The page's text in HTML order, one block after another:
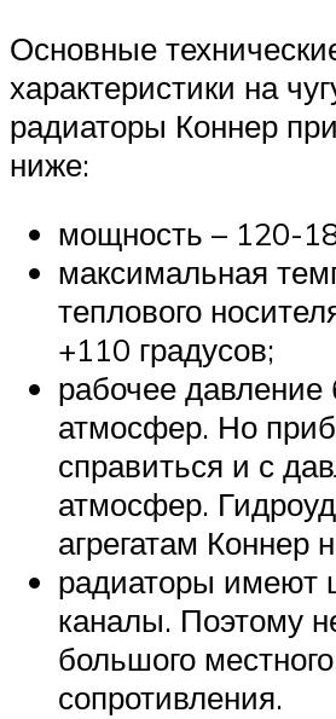
Основные
характеристики на
радиаторы Коннер
ниже:
мощность – 120-
максимальная
теплового
+110 градусов;
рабочее давление
атмосфер. Но
справиться и с
атмосфер.
агрегатам Коннер
радиаторы имеют
каналы. Поэтому
большого местного
сопротивления.